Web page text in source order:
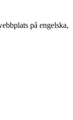
på engelska,